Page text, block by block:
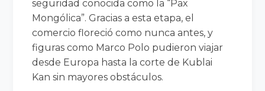
seguridad conocida como la “Pax
Mongólica”. Gracias a esta etapa, el
comercio floreció como nunca antes, y
figuras como Marco Polo pudieron viajar
desde Europa hasta la corte de Kublai
Kan sin mayores obstáculos.